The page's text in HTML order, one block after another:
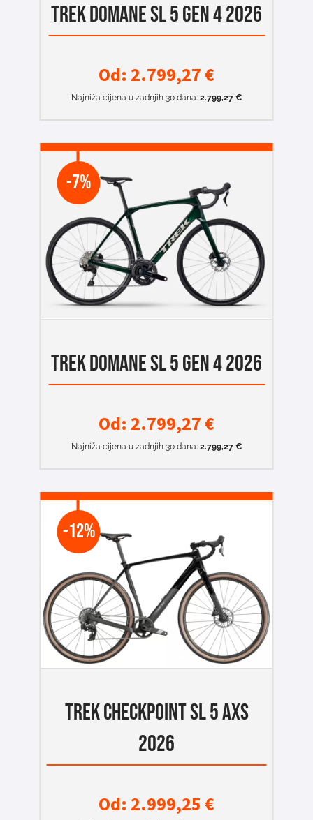
TREK DOMANE SL 5 GEN 4 2026
Od: 2.799,27€
Najniža cijena u zadnjih 30 dana: 2.799,27 €
-7%
TREK DOMANE SL 5 GEN 4 2026
Od: 2.799,27€
Najniža cijena u zadnjih 30 dana: 2.799,27 €
-12%
TREK CHECKPOINT SL 5 AXS
2026
Od: 2.999,25€